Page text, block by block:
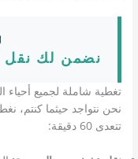
نضمن لك نقل
تغطية شاملة لجميع أحياء
نحن نتواجد حيثما كنتم،
تتعدى 60 دقيقة: